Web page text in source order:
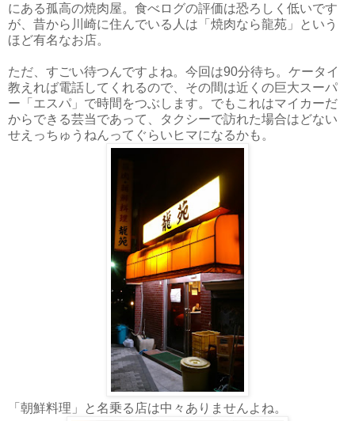
にある孤高の焼肉屋。食べログの評価は恐ろしく低いです
が、昔から川崎に住んでいる人は「焼肉なら龍苑」という
ほど有名なお店。
ただ、すごい待つんですよね。今回は90分待ち。ケータイ
教えれば電話してくれるので、その間は近くの巨大スーパ
ー「エスパ」で時間をつぶします。でもこれはマイカーだ
からできる芸当であって、タクシーで訪れた場合はどない
せえっちゅうねんってぐらいヒマになるかも。
「朝鮮料理」と名乗る店は中々ありませんよね。